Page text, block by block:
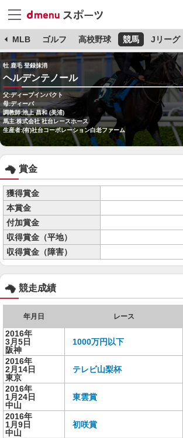
MLB ゴルフ 高校野球 競馬 Jリーグ
牡 鹿毛 登録抹消
ヘルデンテノール
父:ディープインパクト
母:ディーバ
調教師:池上 昌和 (美浦)
馬主:株式会社 社台レースホース
生産者:(有)社台コーポレーション白老ファーム
賞金
獲得賞金
本賞金
付加賞金
収得賞金（平地）
収得賞金（障害）
競走成績
年月日 レース
2016年
3月5日
阪神
1000万円以下
2016年
2月14日
東京
テレビ山梨杯
2016年
1月24日
中山
東雲賞
2016年
1月9日
中山
初咲賞